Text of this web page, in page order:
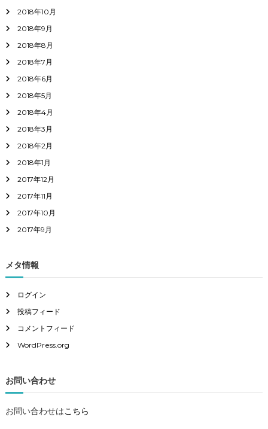
2018年10月
2018年9月
2018年8月
2018年7月
2018年6月
2018年5月
2018年4月
2018年3月
2018年2月
2018年1月
2017年12月
2017年11月
2017年10月
2017年9月
メタ情報
ログイン
投稿フィード
コメントフィード
WordPress.org
お問い合わせ
お問い合わせはこちら